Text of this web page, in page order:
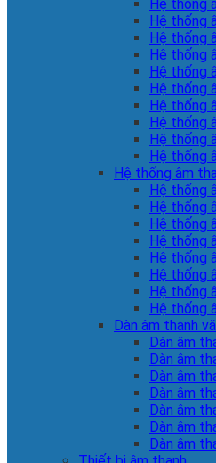
Hệ thống
Hệ thống
Hệ thống
Hệ thống
Hệ thống
Hệ thống
Hệ thống
Hệ thống
Hệ thống
Hệ thống
Hệ thống âm
Hệ thống
Hệ thống
Hệ thống
Hệ thống
Hệ thống
Hệ thống
Hệ thống
Hệ thống
Dàn âm thanh
Dàn âm
Dàn âm
Dàn âm
Dàn âm
Dàn âm
Dàn âm
Dàn âm